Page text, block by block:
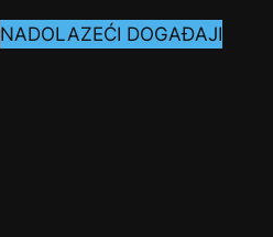
NADOLAZEĆI DOGAĐAJI